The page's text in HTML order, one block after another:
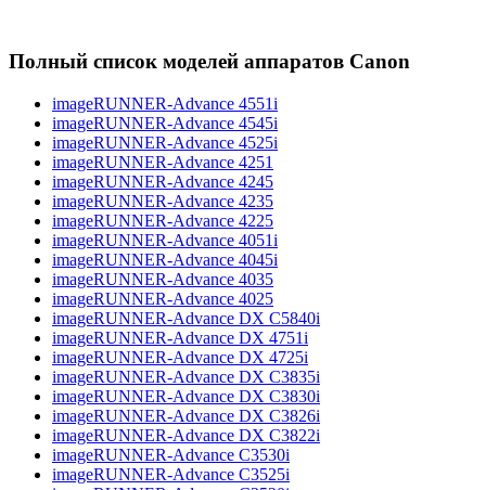
Полный список моделей аппаратов Canon
imageRUNNER-Advance 4551i
imageRUNNER-Advance 4545i
imageRUNNER-Advance 4525i
imageRUNNER-Advance 4251
imageRUNNER-Advance 4245
imageRUNNER-Advance 4235
imageRUNNER-Advance 4225
imageRUNNER-Advance 4051i
imageRUNNER-Advance 4045i
imageRUNNER-Advance 4035
imageRUNNER-Advance 4025
imageRUNNER-Advance DX C5840i
imageRUNNER-Advance DX 4751i
imageRUNNER-Advance DX 4725i
imageRUNNER-Advance DX C3835i
imageRUNNER-Advance DX C3830i
imageRUNNER-Advance DX C3826i
imageRUNNER-Advance DX C3822i
imageRUNNER-Advance C3530i
imageRUNNER-Advance C3525i